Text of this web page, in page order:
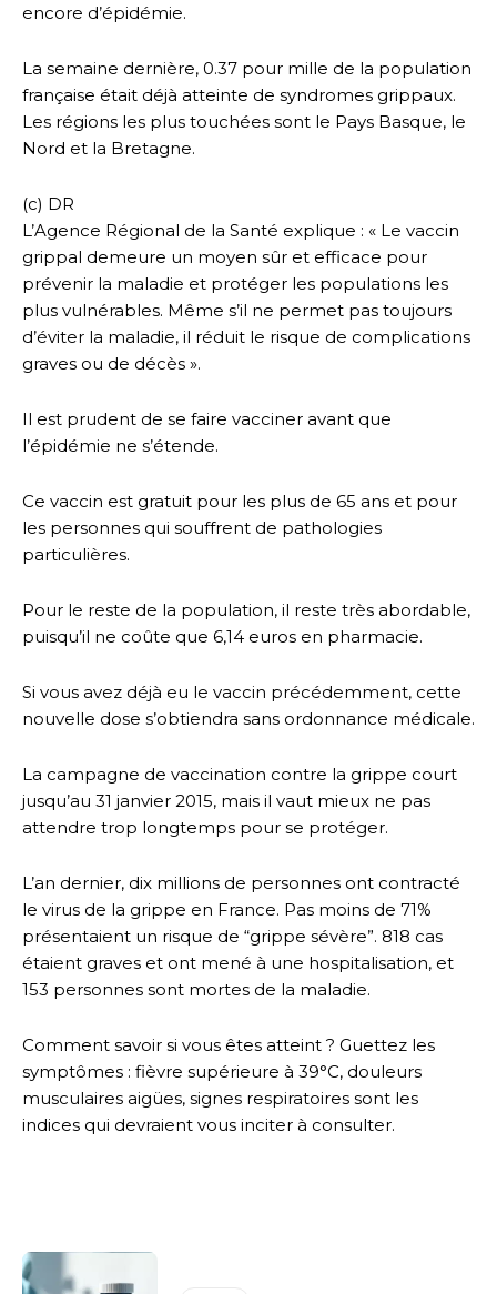
encore d’épidémie.
La semaine dernière, 0.37 pour mille de la population
française était déjà atteinte de syndromes grippaux.
Les régions les plus touchées sont le Pays Basque, le
Nord et la Bretagne.
(c) DR
L’Agence Régional de la Santé explique : « Le vaccin
grippal demeure un moyen sûr et efficace pour
prévenir la maladie et protéger les populations les
plus vulnérables. Même s’il ne permet pas toujours
d’éviter la maladie, il réduit le risque de complications
graves ou de décès ».
Il est prudent de se faire vacciner avant que
l’épidémie ne s’étende.
Ce vaccin est gratuit pour les plus de 65 ans et pour
les personnes qui souffrent de pathologies
particulières.
Pour le reste de la population, il reste très abordable,
puisqu’il ne coûte que 6,14 euros en pharmacie.
Si vous avez déjà eu le vaccin précédemment, cette
nouvelle dose s’obtiendra sans ordonnance médicale.
La campagne de vaccination contre la grippe court
jusqu’au 31 janvier 2015, mais il vaut mieux ne pas
attendre trop longtemps pour se protéger.
L’an dernier, dix millions de personnes ont contracté
le virus de la grippe en France. Pas moins de 71%
présentaient un risque de “grippe sévère”. 818 cas
étaient graves et ont mené à une hospitalisation, et
153 personnes sont mortes de la maladie.
Comment savoir si vous êtes atteint ? Guettez les
symptômes : fièvre supérieure à 39°C, douleurs
musculaires aigües, signes respiratoires sont les
indices qui devraient vous inciter à consulter.